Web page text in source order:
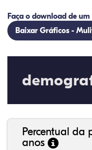
Faça o download de
Baixar Gráficos -
Percentual da
anos